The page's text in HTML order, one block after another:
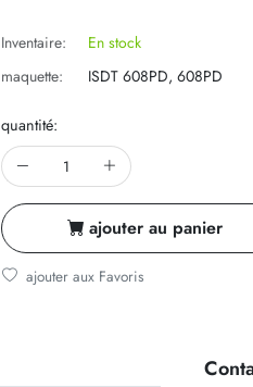
Inventaire:
En stock
maquette:
ISDT 608PD, 608PD
quantité:
ajouter au panier
ajouter aux Favoris